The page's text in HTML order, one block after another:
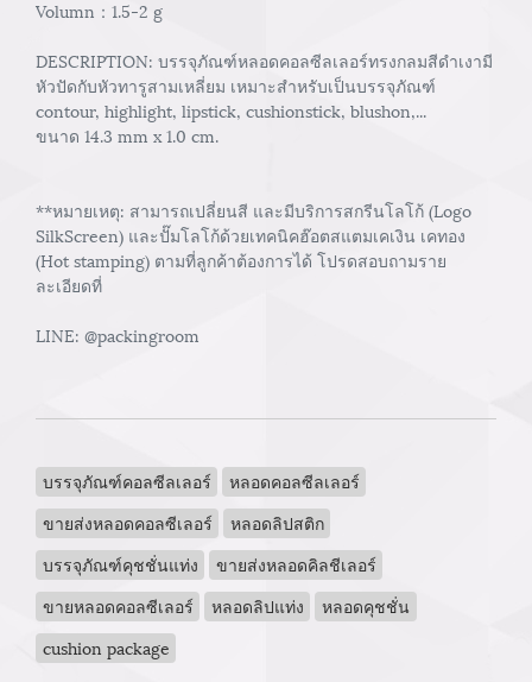
Volumn：1.5-2 g
DESCRIPTION: บรรจุภัณฑ์หลอดคอลซีลเลอร์ทรงกลมสีดำเงามี
หัวปัดกับหัวทารูสามเหลี่ยม เหมาะสำหรับเป็นบรรจุภัณฑ์
contour, highlight, lipstick, cushionstick, blushon,...
ขนาด 14.3 mm x 1.0 cm.
**หมายเหตุ: สามารถเปลี่ยนสี และมีบริการสกรีนโลโก้ (Logo
SilkScreen) และปั๊มโลโก้ด้วยเทคนิคฮ๊อตสแตมเคเงิน เคทอง
(Hot stamping) ตามที่ลูกค้าต้องการได้ โปรดสอบถามราย
ละเอียดที่
LINE: @packingroom
บรรจุภัณฑ์คอลซีลเลอร์
หลอดคอลซีลเลอร์
ขายส่งหลอดคอลซีเลอร์
หลอดลิปสติก
บรรจุภัณฑ์คุชชั่นแท่ง
ขายส่งหลอดคิลชีเลอร์
ขายหลอดคอลซีเลอร์
หลอดลิปแท่ง
หลอดคุชชั่น
cushion package